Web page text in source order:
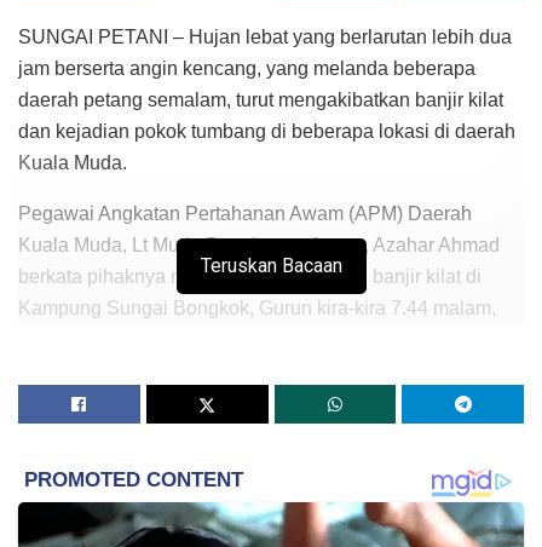
SUNGAI PETANI – Hujan lebat yang berlarutan lebih dua
jam berserta angin kencang, yang melanda beberapa
daerah petang semalam, turut mengakibatkan banjir kilat
dan kejadian pokok tumbang di beberapa lokasi di daerah
Kuala Muda.
Pegawai Angkatan Pertahanan Awam (APM) Daerah
Kuala Muda, Lt Muda Pertahanan Awam, Azahar Ahmad
berkata pihaknya menerima satu laporan banjir kilat di
Kampung Sungai Bongkok, Gurun kira-kira 7.44 malam,
“Setiba di lokasi, terdapat sebuah rumah didiami warga
emas orang kurang upaya (OKU), Mariam Yusof, 69,
masih terjejas banjir kilat manakala air sudah mulai surut
di rumah penduduk yang lain.
Teruskan Bacaan